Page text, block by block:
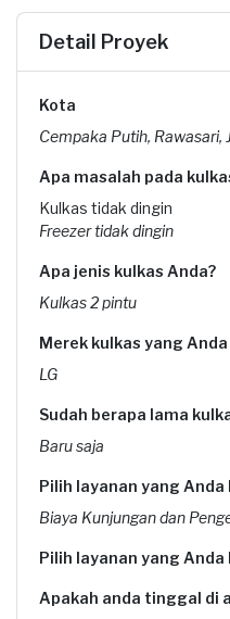
Detail Proyek
Kota
Cempaka Putih, Rawasari,
Apa masalah pada
Kulkas tidak dingin
Freezer tidak dingin
Apa jenis kulkas Anda?
Kulkas 2 pintu
Merek kulkas yang
LG
Sudah berapa lama
Baru saja
Pilih layanan yang Anda
Biaya Kunjungan dan
Pilih layanan yang Anda
Apakah anda tinggal di